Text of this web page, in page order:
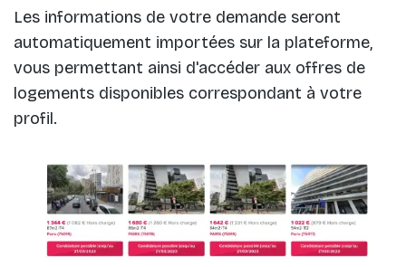
Les informations de votre demande seront
automatiquement importées sur la plateforme,
vous permettant ainsi d'accéder aux offres de
logements disponibles correspondant à votre
profil.